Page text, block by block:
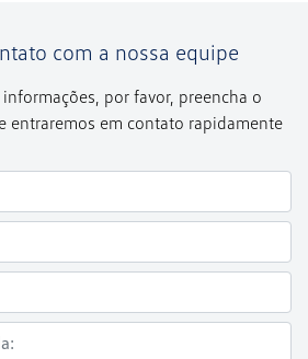
com a nossa equipe
por favor, preencha o
entraremos em contato rapidamente